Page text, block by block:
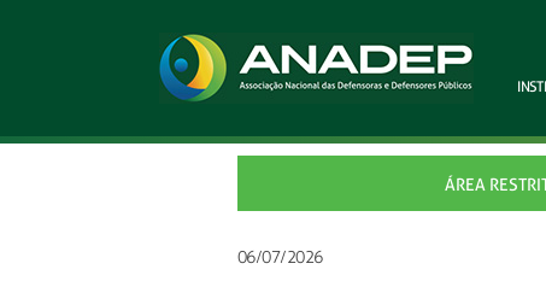
ÁREA
06/07/2026